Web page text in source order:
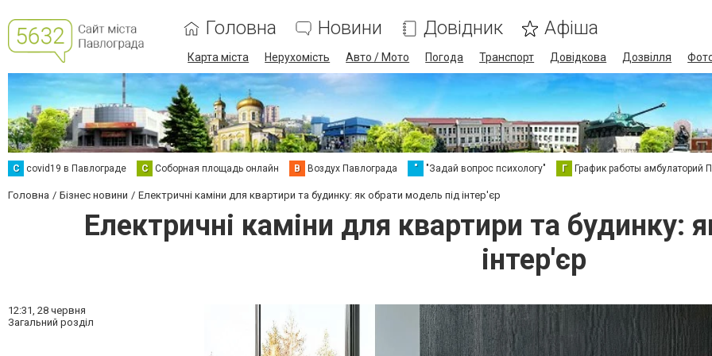
Головна Новини Довідник Афіша
Карта міста Нерухомість Авто / Мото Погода Транспорт Довідкова Дозвілля
C covid19 в Павлограде С Соборная площадь онлайн В Воздух Павлограда " "Задай вопрос психологу" Г График работы амбулаторий
Головна Бізнес новини Електричні каміни для квартири та будинку: як обрати модель під інтер'єр
Електричні каміни для квартири та будинку:
інтер'єр
12:31, 28 червня
Загальний розділ